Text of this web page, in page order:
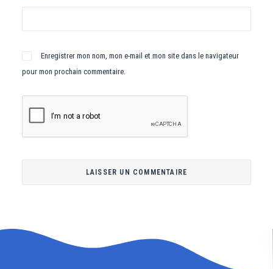
Enregistrer mon nom, mon e-mail et mon site dans le navigateur
pour mon prochain commentaire.